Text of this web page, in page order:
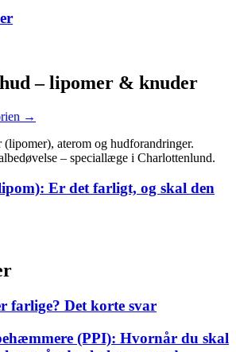
– lipomer & knuder
→
(lipomer), aterom og hudforandringer.
– speciallæge i Charlottenlund.
Er det farligt, og skal den
farlige? Det korte svar
(PPI): Hvornår du skal